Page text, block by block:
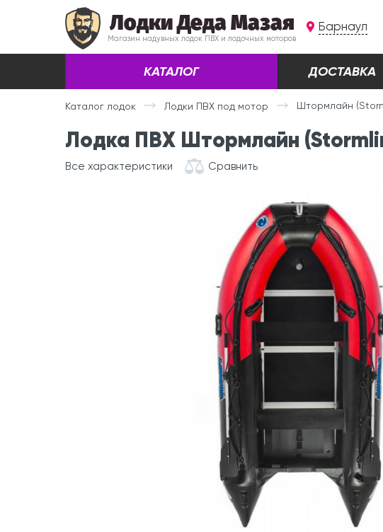
Лодки Деда Мазая
Магазин надувных лодок ПВХ и лодочных моторов
Барнаул
КАТАЛОГ ДОСТАВКА
Каталог лодок Лодки ПВХ под мотор Штормлайн
Лодка ПВХ Штормлайн
Все характеристики Сравнить